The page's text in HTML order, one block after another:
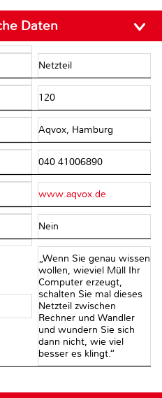
Daten
Netzteil
120
Aqvox, Hamburg
040 41006890
www.aqvox.de
Nein
„Wenn Sie genau wissen
wollen, wieviel Müll Ihr
Computer erzeugt,
schalten Sie mal dieses
Netzteil zwischen
Rechner und Wandler
und wundern Sie sich
dann nicht, wie viel
besser es klingt.“